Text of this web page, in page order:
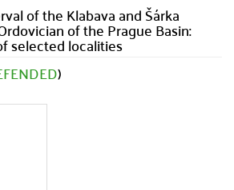
of the Klabava and Šárka
of the Prague Basin:
selected localities
)